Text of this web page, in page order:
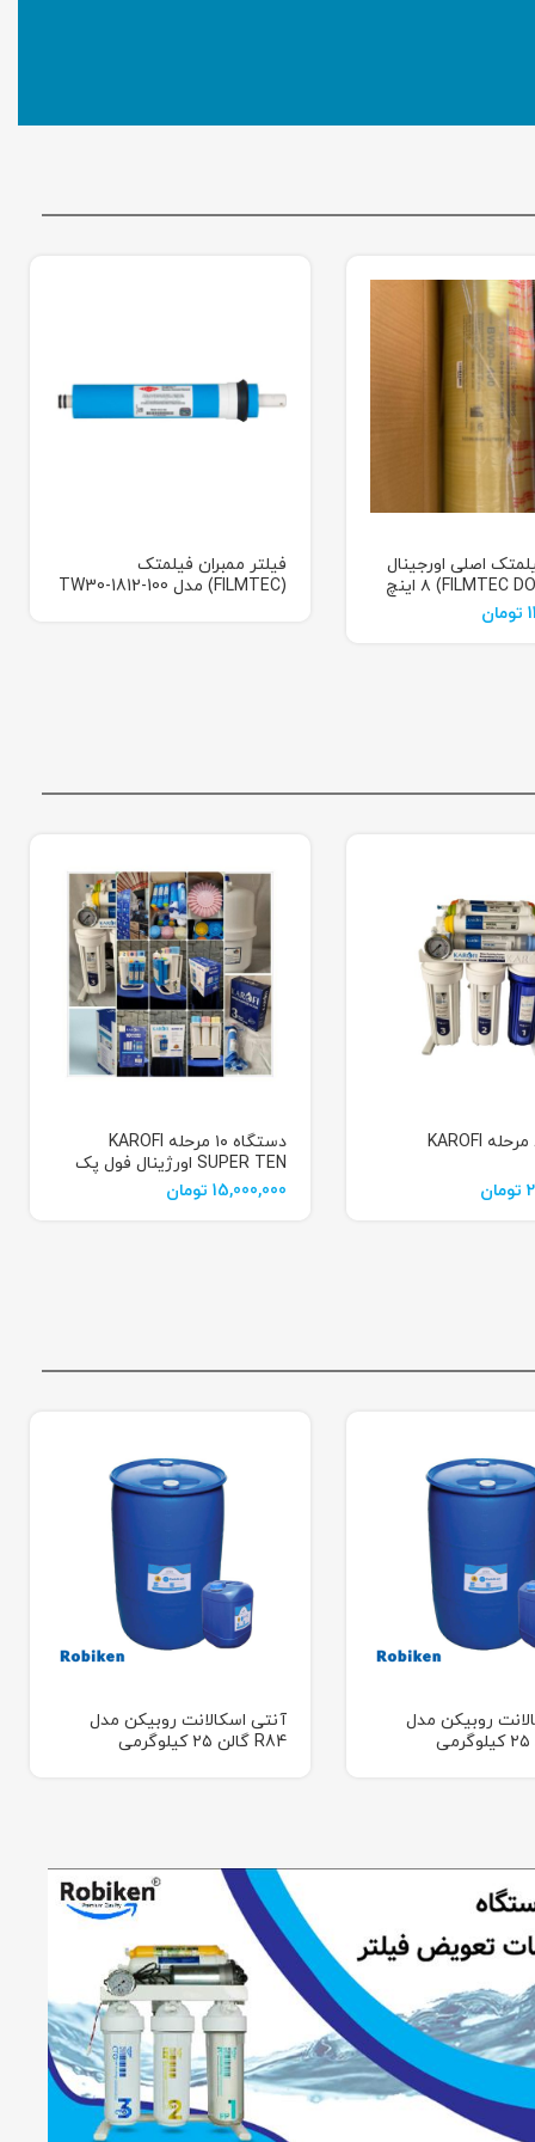
اصلی اورجینال
امریکا (FILMTEC DOW) ۸ اینچ
تومان
فیلتر ممبران فیلمتک
(FILMTEC) مدل TW30-1812-100
تومان
دستگاه ۱۰ مرحله KAROFI
SUPER TEN اورژینال فول پک
15,000,000 تومان
روبیکن مدل
آنتی اسکالانت روبیکن مدل
R84 گالن ۲۵ کیلوگرمی